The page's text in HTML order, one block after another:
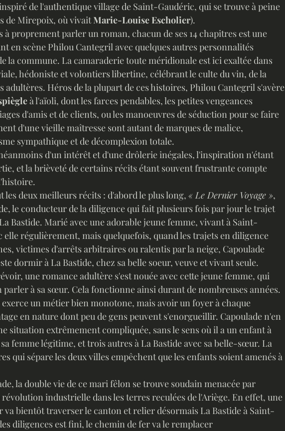
de l'authentique village de Saint-Gaudéric, qui se trouve à peine
de Mirepoix, où vivait Marie-Louise Escholier).
à proprement parler un roman, chacun de ses 14 chapitres est une
en scène Philou Cantegril avec quelques autres personnalités
la commune. La camaraderie toute méridionale est ici exaltée dans
hédoniste et volontiers libertine, célébrant le culte du vin, de la
adultères. Héros de la plupart de ces histoires, Philou Cantegril s'avère
à l'aïoli, dont les farces pendables, les petites vengeances
d'amis et de clients, ou les manoeuvres de séduction pour se faire
d'une vieille maîtresse sont autant de marques de malice,
sympathique et de décomplexion totale.
et la brièveté de certains récits étant souvent frustrante compte
les deux meilleurs récits : d'abord le plus long,
« Le Dernier Voyage »,
le conducteur de la diligence qui fait plusieurs fois par jour le trajet
Bastide. Marié avec une adorable jeune femme, vivant à Saint-
elle régulièrement, mais quelquefois, quand les trajets en diligence
victimes d'arrêts arbitraires ou ralentis par la neige, Capoulade
dormir à La Bastide, chez sa belle soeur, veuve et vivant seule.
une romance adultère s'est nouée avec cette jeune femme, qui
parler à sa sœur. Cela fonctionne ainsi durant de nombreuses années.
en nature dont peu de gens peuvent s'enorgueillir. Capoulade n'en
situation extrêmement compliquée, sans le sens où il a un enfant à
femme légitime, et trois autres à La Bastide avec sa belle-sœur. La
qui sépare les deux villes empêchent que les enfants soient amenés à
industrielle dans les terres reculées de l'Ariège. En effet, une
va bientôt traverser le canton et relier désormais La Bastide à Saint-
diligences est fini, le chemin de fer va le remplacer